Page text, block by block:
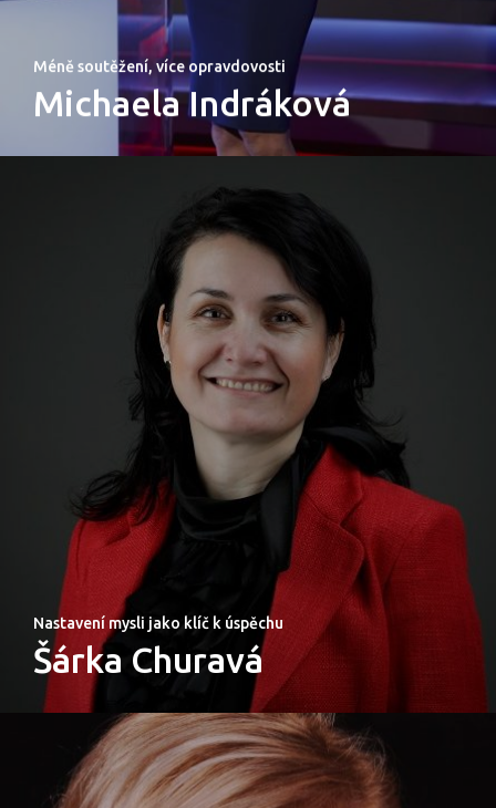
Méně soutěžení, více opravdovosti
Michaela Indráková
Nastavení mysli jako klíč k úspěchu
Šárka Churavá